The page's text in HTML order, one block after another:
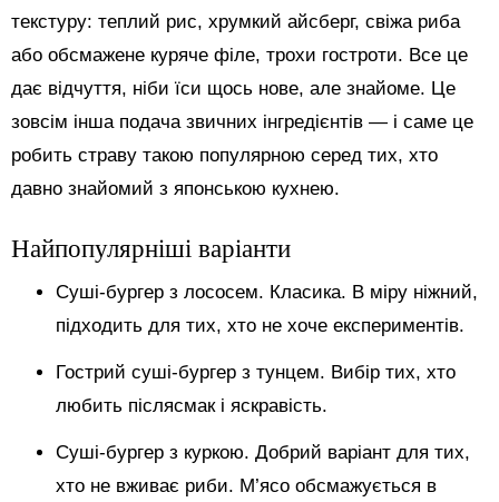
текстуру: теплий рис, хрумкий айсберг, свіжа риба
або обсмажене куряче філе, трохи гостроти. Все це
дає відчуття, ніби їси щось нове, але знайоме. Це
зовсім інша подача звичних інгредієнтів — і саме це
робить страву такою популярною серед тих, хто
давно знайомий з японською кухнею.
Найпопулярніші варіанти
Суші-бургер з лососем. Класика. В міру ніжний,
підходить для тих, хто не хоче експериментів.
Гострий суші-бургер з тунцем. Вибір тих, хто
любить післясмак і яскравість.
Суші-бургер з куркою. Добрий варіант для тих,
хто не вживає риби. М’ясо обсмажується в